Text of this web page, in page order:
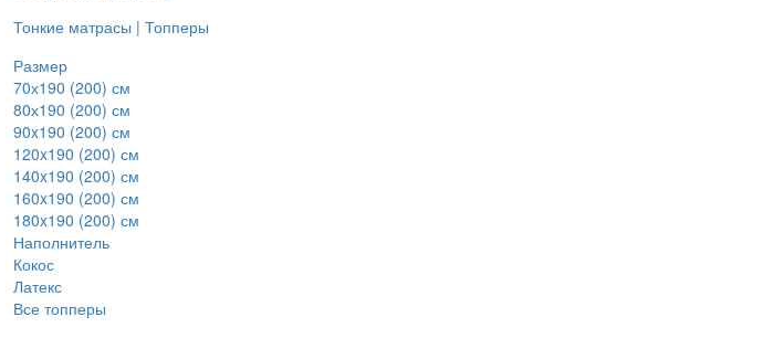
Тонкие матрасы | Топперы
Размер
70х190 (200) см
80х190 (200) см
90x190 (200) см
120x190 (200) см
140x190 (200) см
160x190 (200) см
180x190 (200) см
Наполнитель
Кокос
Латекс
Все топперы